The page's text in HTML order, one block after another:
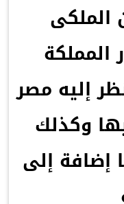
الملكى
المملكة
إليه مصر
وكذلك
إضافة إلى